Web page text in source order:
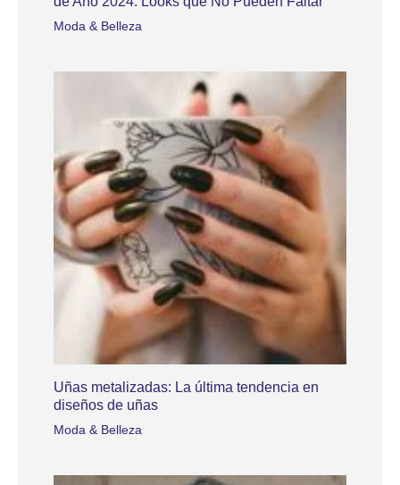
Moda & Belleza
Uñas metalizadas: La última tendencia en
diseños de uñas
Moda & Belleza